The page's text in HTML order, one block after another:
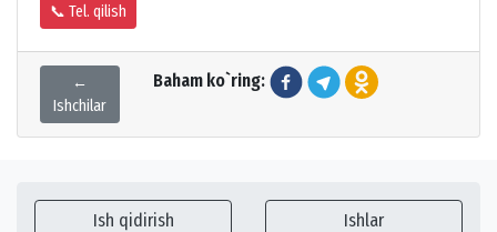
📞 Tel. qilish
←
Ishchilar
Baham ko`ring:
Ish qidirish Ishlar